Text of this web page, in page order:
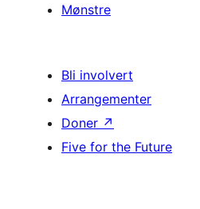
Mønstre
Bli involvert
Arrangementer
Doner ↗
Five for the Future